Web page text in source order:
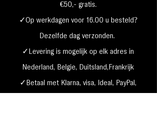
€50,- gratis.
✓Op werkdagen voor 16.00 u besteld?
Dezelfde dag verzonden.
✓Levering is mogelijk op elk adres in
Nederland, België, Duitsland,Frankrijk
✓Betaal met Klarna, visa, Ideal, PayPal,